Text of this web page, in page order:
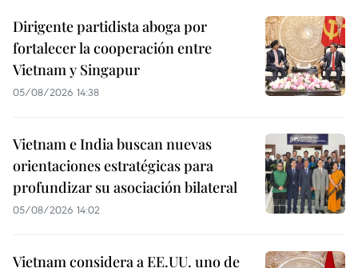
Dirigente partidista aboga por
fortalecer la cooperación entre
Vietnam y Singapur
05/08/2026 14:38
Vietnam e India buscan nuevas
orientaciones estratégicas para
profundizar su asociación bilateral
05/08/2026 14:02
Vietnam considera a EE.UU. uno de